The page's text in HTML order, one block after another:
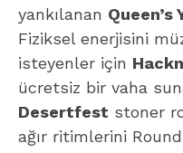
yankılanan
Fiziksel enerjisini
isteyenler için
ücretsiz bir vaha
Desertfest stoner
ağır ritimlerini